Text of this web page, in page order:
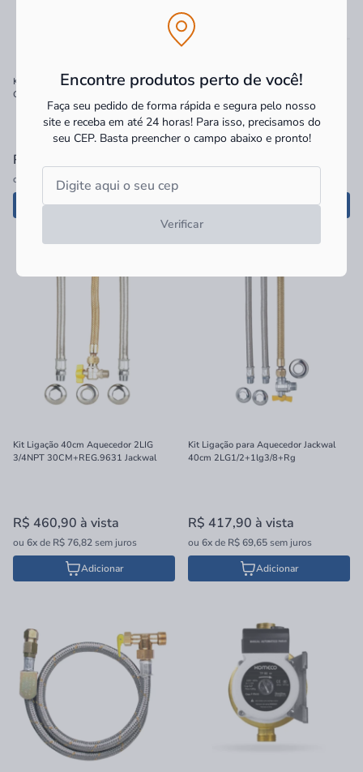
Encontre produtos perto de você!
Faça seu pedido de forma rápida e segura pelo nosso
site e receba em até 24 horas! Para isso, precisamos do
seu CEP. Basta preencher o campo abaixo e pronto!
Verificar
Kit Flexivel Komeco para Aquecedor a
Gás M1/2" X F1/2" 40CM
R$ 299,90
ou R$ 59,98
sem juros
Adicionar
Kit Flexivel Komeco para Aquecedor a
Adicionar
Kit Ligação 40cm Aquecedor 2LIG
3/4NPT 30CM+REG.9631 Jackwal
R$ 460,90 à vista
ou 6xde R$ 76,82sem juros
Adicionar
Kit Ligação para Aquecedor Jackwal
40cm 2LG1/2+1lg3/8+Rg
R$ 417,90 à vista
ou 6xde R$ 69,65sem juros
Adicionar